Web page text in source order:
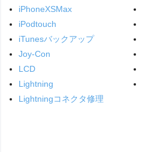
iPhoneXSMax
iPodtouch
iTunesバックアップ
Joy-Con
LCD
Lightning
Lightningコネクタ修理